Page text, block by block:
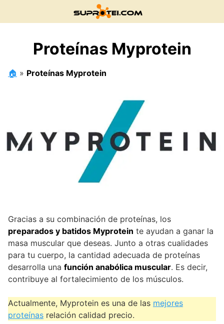
Proteínas Myprotein
🏠 » Proteínas Myprotein
Gracias a su combinación de proteínas, los
preparados y batidos Myprotein te ayudan a ganar la
masa muscular que deseas. Junto a otras cualidades
para tu cuerpo, la cantidad adecuada de proteínas
desarrolla una función anabólica muscular. Es decir,
contribuye al fortalecimiento de los músculos.
Actualmente, Myprotein es una de las mejores
proteínas relación calidad precio.